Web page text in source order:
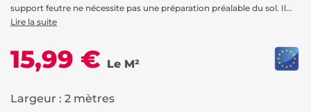
support feutre ne nécessite pas une préparation préalable du sol. Il...
Lire la suite
15,99 € Le M²
Largeur : 2 mètres